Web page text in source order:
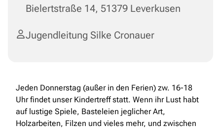
Bielertstraße 14, 51379 Leverkusen
Jugendleitung Silke Cronauer
Jeden Donnerstag (außer in den Ferien) zw. 16-18
Uhr findet unser Kindertreff statt. Wenn ihr Lust habt
auf lustige Spiele, Basteleien jeglicher Art,
Holzarbeiten, Filzen und vieles mehr, und zwischen